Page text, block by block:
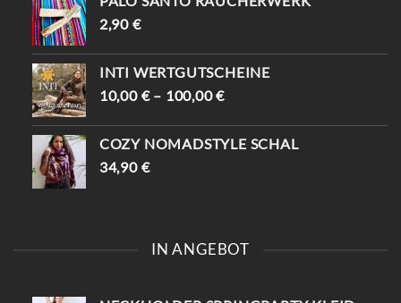
2,90 €
INTI WERTGUTSCHEINE
10,00 €– 100,00€
COZY NOMADSTYLE SCHAL
34,90 €
IN ANGEBOT